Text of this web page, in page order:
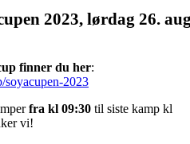
2023, lørdag 26.
finner du her:
2023
fra kl 09:30 til siste kamp kl
vi!